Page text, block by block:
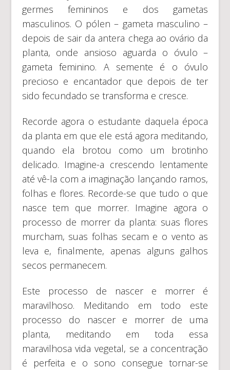
germes femininos e dos gametas
masculinos. O pólen – gameta masculino –
depois de sair da antera chega ao ovário da
planta, onde ansioso aguarda o óvulo –
gameta feminino. A semente é o óvulo
precioso e encantador que depois de ter
sido fecundado se transforma e cresce.
Recorde agora o estudante daquela época
da planta em que ele está agora meditando,
quando ela brotou como um brotinho
delicado. Imagine-a crescendo lentamente
até vê-la com a imaginação lançando ramos,
folhas e flores. Recorde-se que tudo o que
nasce tem que morrer. Imagine agora o
processo de morrer da planta: suas flores
murcham, suas folhas secam e o vento as
leva e, finalmente, apenas alguns galhos
secos permanecem.
Este processo de nascer e morrer é
maravilhoso. Meditando em todo este
processo do nascer e morrer de uma
planta, meditando em toda essa
maravilhosa vida vegetal, se a concentração
é perfeita e o sono consegue tornar-se